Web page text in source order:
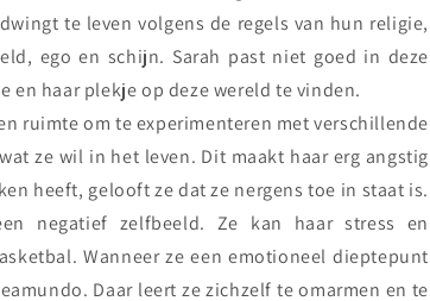
te leven volgens de regels van hun religie,
ego en schijn. Sarah past niet goed in deze
en haar plekje op deze wereld te vinden.
ruimte om te experimenteren met verschillende
ze wil in het leven. Dit maakt haar erg angstig
heeft, gelooft ze dat ze nergens toe in staat is.
negatief zelfbeeld. Ze kan haar stress en
Wanneer ze een emotioneel dieptepunt
Daar leert ze zichzelf te omarmen en te